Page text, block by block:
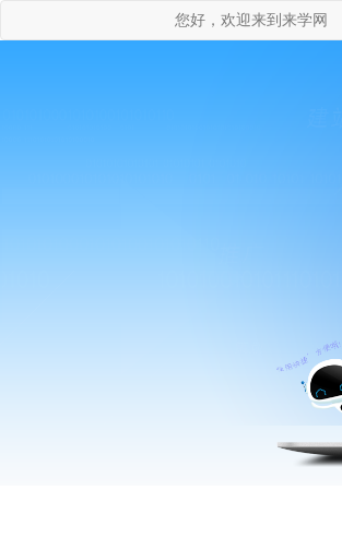
您好，欢迎来到来学网